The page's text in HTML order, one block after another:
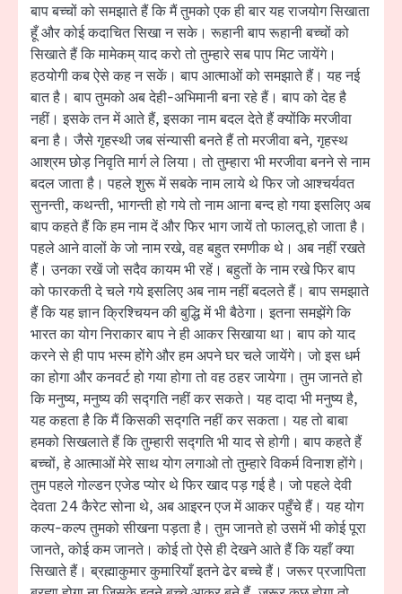
बाप बच्चों को समझाते हैं कि मैं तुमको एक ही बार यह राजयोग सिखाता
हूँ और कोई कदाचित सिखा न सके। रूहानी बाप रूहानी बच्चों को
सिखाते हैं कि मामेकम् याद करो तो तुम्हारे सब पाप मिट जायेंगे।
हठयोगी कब ऐसे कह न सकें। बाप आत्माओं को समझाते हैं। यह नई
बात है। बाप तुमको अब देही-अभिमानी बना रहे हैं। बाप को देह है
नहीं। इसके तन में आते हैं, इसका नाम बदल देते हैं क्योंकि मरजीवा
बना है। जैसे गृहस्थी जब संन्यासी बनते हैं तो मरजीवा बने, गृहस्थ
आश्रम छोड़ निवृति मार्ग ले लिया। तो तुम्हारा भी मरजीवा बनने से नाम
बदल जाता है। पहले शुरू में सबके नाम लाये थे फिर जो आश्चर्यवत
सुनन्ती, कथन्ती, भागन्ती हो गये तो नाम आना बन्द हो गया इसलिए अब
बाप कहते हैं कि हम नाम दें और फिर भाग जायें तो फालतू हो जाता है।
पहले आने वालों के जो नाम रखे, वह बहुत रमणीक थे। अब नहीं रखते
हैं। उनका रखें जो सदैव कायम भी रहें। बहुतों के नाम रखे फिर बाप
को फारकती दे चले गये इसलिए अब नाम नहीं बदलते हैं। बाप समझाते
हैं कि यह ज्ञान क्रिश्चियन की बुद्धि में भी बैठेगा। इतना समझेंगे कि
भारत का योग निराकार बाप ने ही आकर सिखाया था। बाप को याद
करने से ही पाप भस्म होंगे और हम अपने घर चले जायेंगे। जो इस धर्म
का होगा और कनवर्ट हो गया होगा तो वह ठहर जायेगा। तुम जानते हो
कि मनुष्य, मनुष्य की सद्गति नहीं कर सकते। यह दादा भी मनुष्य है,
यह कहता है कि मैं किसकी सद्गति नहीं कर सकता। यह तो बाबा
हमको सिखलाते हैं कि तुम्हारी सद्गति भी याद से होगी। बाप कहते हैं
बच्चों, हे आत्माओं मेरे साथ योग लगाओ तो तुम्हारे विकर्म विनाश होंगे।
तुम पहले गोल्डन एजेड प्योर थे फिर खाद पड़ गई है। जो पहले देवी
देवता 24 कैरेट सोना थे, अब आइरन एज में आकर पहुँचे हैं। यह योग
कल्प-कल्प तुमको सीखना पड़ता है। तुम जानते हो उसमें भी कोई पूरा
जानते, कोई कम जानते। कोई तो ऐसे ही देखने आते हैं कि यहाँ क्या
सिखाते हैं। ब्रह्माकुमार कुमारियाँ इतने ढेर बच्चे हैं। जरूर प्रजापिता